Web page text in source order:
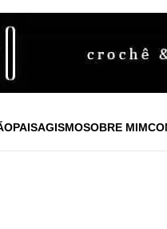
PAISAGISMOSOBRE MIM